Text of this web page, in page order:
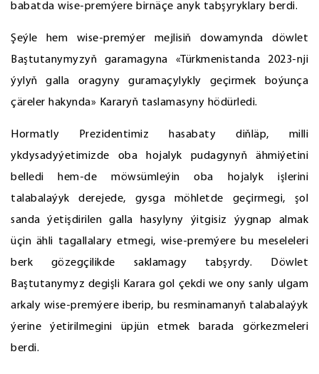
babatda wise-premýere birnäçe anyk tabşyryklary berdi.
Şeýle hem wise-premýer mejlisiň dowamynda döwlet
Baştutanymyzyň garamagyna «Türkmenistanda 2023-nji
ýylyň galla oragyny guramaçylykly geçirmek boýunça
çäreler hakynda» Kararyň taslamasyny hödürledi.
Hormatly Prezidentimiz hasabaty diňläp, milli
ykdysadyýetimizde oba hojalyk pudagynyň ähmiýetini
belledi hem-de möwsümleýin oba hojalyk işlerini
talabalaýyk derejede, gysga möhletde geçirmegi, şol
sanda ýetişdirilen galla hasylyny ýitgisiz ýygnap almak
üçin ähli tagallalary etmegi, wise-premýere bu meseleleri
berk gözegçilikde saklamagy tabşyrdy. Döwlet
Baştutanymyz degişli Karara gol çekdi we ony sanly ulgam
arkaly wise-premýere iberip, bu resminamanyň talabalaýyk
ýerine ýetirilmegini üpjün etmek barada görkezmeleri
berdi.